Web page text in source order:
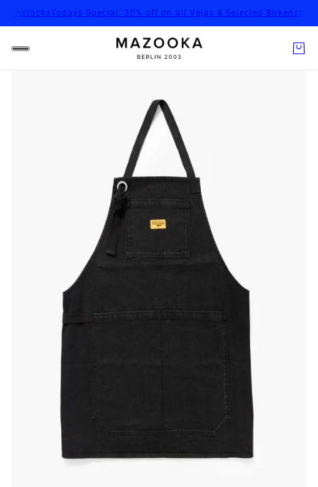
Todays Special: 30% off on all Vejas & Selected Birkenstocks